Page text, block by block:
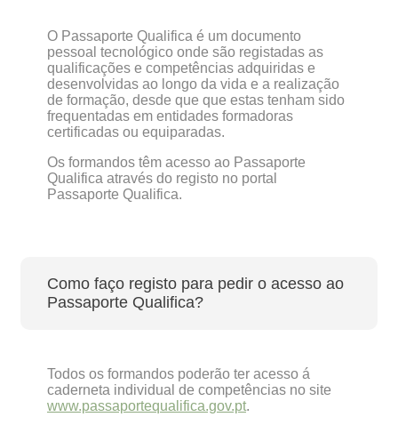
O Passaporte Qualifica é um documento
pessoal tecnológico onde são registadas as
qualificações e competências adquiridas e
desenvolvidas ao longo da vida e a realização
de formação, desde que que estas tenham sido
frequentadas em entidades formadoras
certificadas ou equiparadas.
Os formandos têm acesso ao Passaporte
Qualifica através do registo no portal
Passaporte Qualifica.
Como faço registo para pedir o acesso ao
Passaporte Qualifica?
Todos os formandos poderão ter acesso á
caderneta individual de competências no site
www.passaportequalifica.gov.pt.